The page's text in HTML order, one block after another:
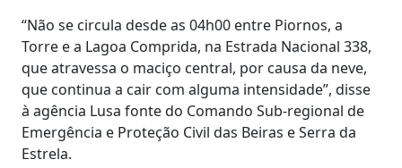
“Não se circula desde as 04h00 entre Piornos, a
Torre e a Lagoa Comprida, na Estrada Nacional 338,
que atravessa o maciço central, por causa da neve,
que continua a cair com alguma intensidade”, disse
à agência Lusa fonte do Comando Sub-regional de
Emergência e Proteção Civil das Beiras e Serra da
Estrela.